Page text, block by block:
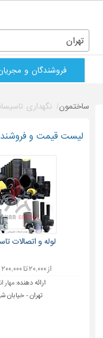
تهران
فروشندگان و
ساختمون نگهداری
لیست قیمت و
لوله و اتصالات
از ۲۰,۰۰۰ تا ۲۰۰,۰۰۰ تومان
ارائه دهنده:مهار
تهران - خیابان